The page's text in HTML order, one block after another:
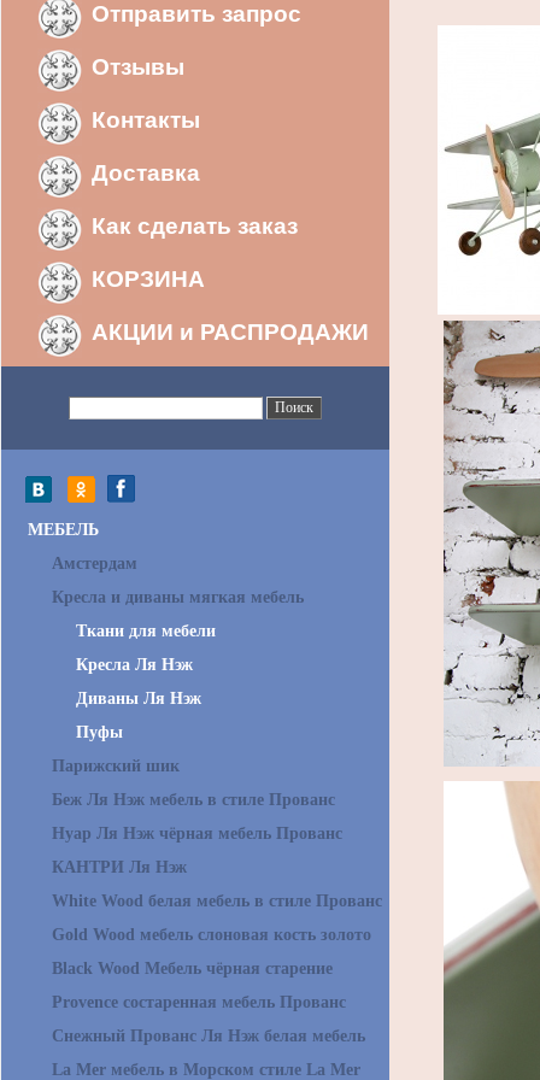
Отправить запрос
Отзывы
Контакты
Доставка
Как сделать заказ
КОРЗИНА
АКЦИИ и РАСПРОДАЖИ
МЕБЕЛЬ
Амстердам
Кресла и диваны мягкая мебель
Ткани для мебели
Кресла Ля Нэж
Диваны Ля Нэж
Пуфы
Парижский шик
Беж Ля Нэж мебель в стиле Прованс
Нуар Ля Нэж чёрная мебель Прованс
КАНТРИ Ля Нэж
White Wood белая мебель в стиле Прованс
Gold Wood мебель слоновая кость золото
Black Wood Мебель чёрная старение
Provence состаренная мебель Прованс
Снежный Прованс Ля Нэж белая мебель
La Mer мебель в Морском стиле La Mer